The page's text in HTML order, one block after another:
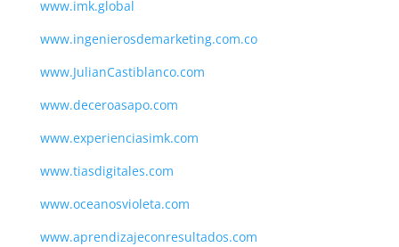
www.imk.global
www.ingenierosdemarketing.com.co
www.JulianCastiblanco.com
www.deceroasapo.com
www.experienciasimk.com
www.tiasdigitales.com
www.oceanosvioleta.com
www.aprendizajeconresultados.com